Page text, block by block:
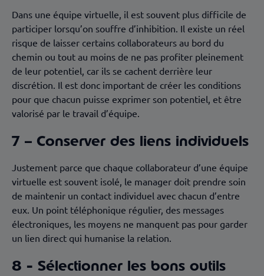
Dans une équipe virtuelle, il est souvent plus difficile de
participer lorsqu’on souffre d’inhibition. Il existe un réel
risque de laisser certains collaborateurs au bord du
chemin ou tout au moins de ne pas profiter pleinement
de leur potentiel, car ils se cachent derrière leur
discrétion. Il est donc important de créer les conditions
pour que chacun puisse exprimer son potentiel, et être
valorisé par le travail d’équipe.
7 – Conserver des liens individuels
Justement parce que chaque collaborateur d’une équipe
virtuelle est souvent isolé, le manager doit prendre soin
de maintenir un contact individuel avec chacun d’entre
eux. Un point téléphonique régulier, des messages
électroniques, les moyens ne manquent pas pour garder
un lien direct qui humanise la relation.
8 - Sélectionner les bons outils